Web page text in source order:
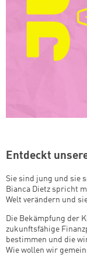
Entdeckt
Sie sind jung und sie
Bianca Dietz spricht
Welt verändern und
Die Bekämpfung der
zukunftsfähige
bestimmen und die
Wie wollen wir